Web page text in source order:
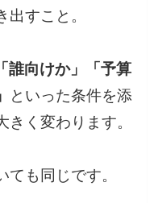
すこと。
「誰向けか」「予算
といった条件を添
きく変わります。
も同じです。